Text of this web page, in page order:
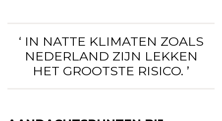
‘ IN NATTE KLIMATEN ZOALS
NEDERLAND ZIJN LEKKEN
HET GROOTSTE RISICO. ’